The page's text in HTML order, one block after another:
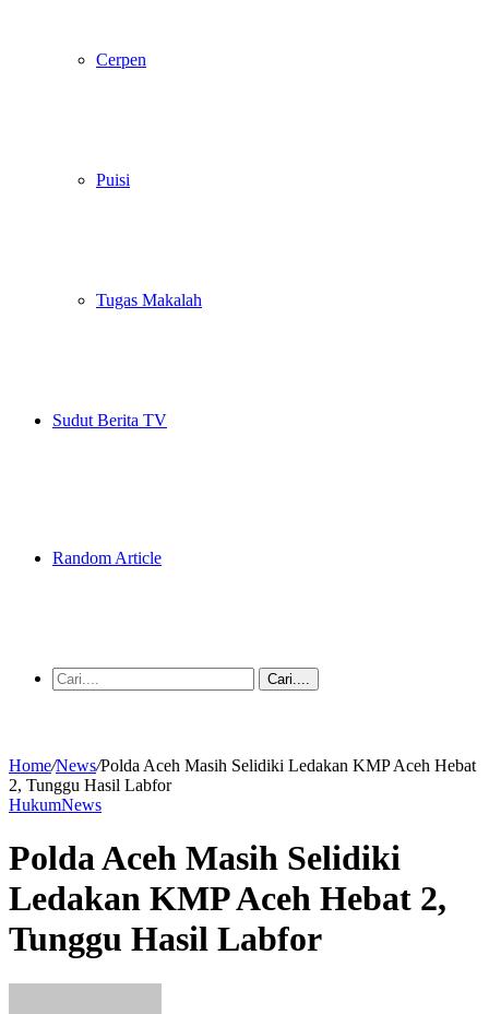
Cerpen
Puisi
Tugas Makalah
Sudut Berita TV
Random Article
Cari....
Home/News/Polda Aceh Masih Selidiki Ledakan KMP Aceh Hebat
2, Tunggu Hasil Labfor
HukumNews
Polda Aceh Masih Selidiki
Ledakan KMP Aceh Hebat 2,
Tunggu Hasil Labfor